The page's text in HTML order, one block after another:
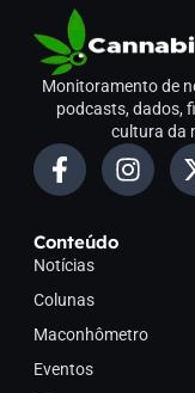
Monitoramento de
podcasts, dados,
cultura da
Conteúdo
Notícias
Colunas
Maconhômetro
Eventos